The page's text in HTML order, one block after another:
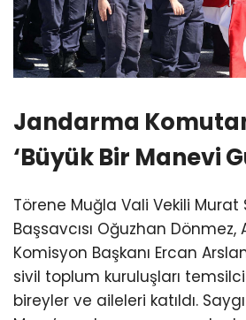
Jandarma
‘Büyük Bir Manevi
Törene Muğla Vali Vekili Murat
Başsavcısı Oğuzhan Dönmez,
Komisyon Başkanı Ercan
sivil toplum kuruluşları
bireyler ve aileleri katıldı.